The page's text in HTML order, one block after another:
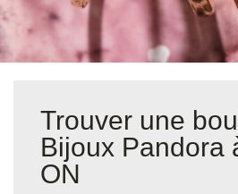
Trouver une
Bijoux Pandora
ON